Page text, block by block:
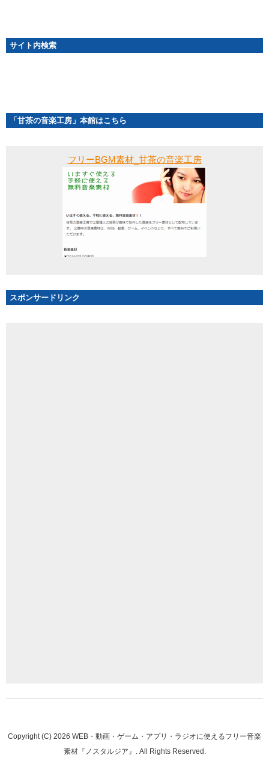
サイト内検索
「甘茶の音楽工房」本館はこちら
フリーBGM素材_甘茶の音楽工房
スポンサードリンク
Copyright (C) 2026 WEB・動画・ゲーム・アプリ・ラジオに使えるフリー音楽
素材『ノスタルジア』 . All Rights Reserved.